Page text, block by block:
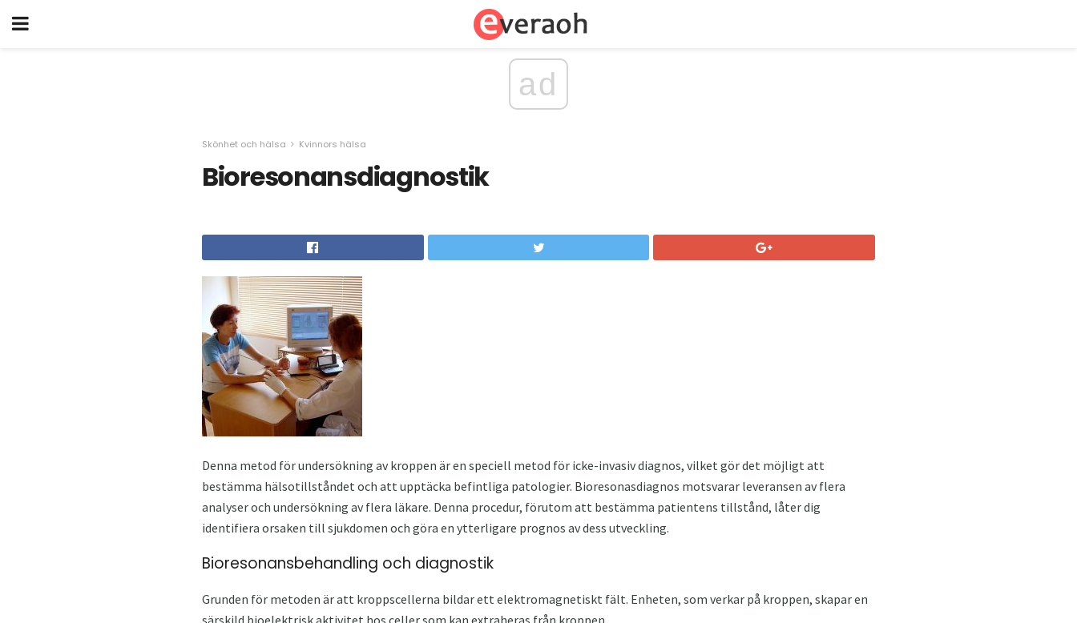
ad
Skönhet och hälsa Kvinnors hälsa
Bioresonansdiagnostik
Denna metod för undersökning av kroppen är en speciell metod för icke-invasiv diagnos, vilket gör det möjligt att
bestämma hälsotillståndet och att upptäcka befintliga patologier. Bioresonasdiagnos motsvarar leveransen av flera
analyser och undersökning av flera läkare. Denna procedur, förutom att bestämma patientens tillstånd, låter dig
identifiera orsaken till sjukdomen och göra en ytterligare prognos av dess utveckling.
Bioresonansbehandling och diagnostik
Grunden för metoden är att kroppscellerna bildar ett elektromagnetiskt fält. Enheten, som verkar på kroppen, skapar en